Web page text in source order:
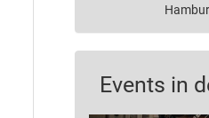
Events in